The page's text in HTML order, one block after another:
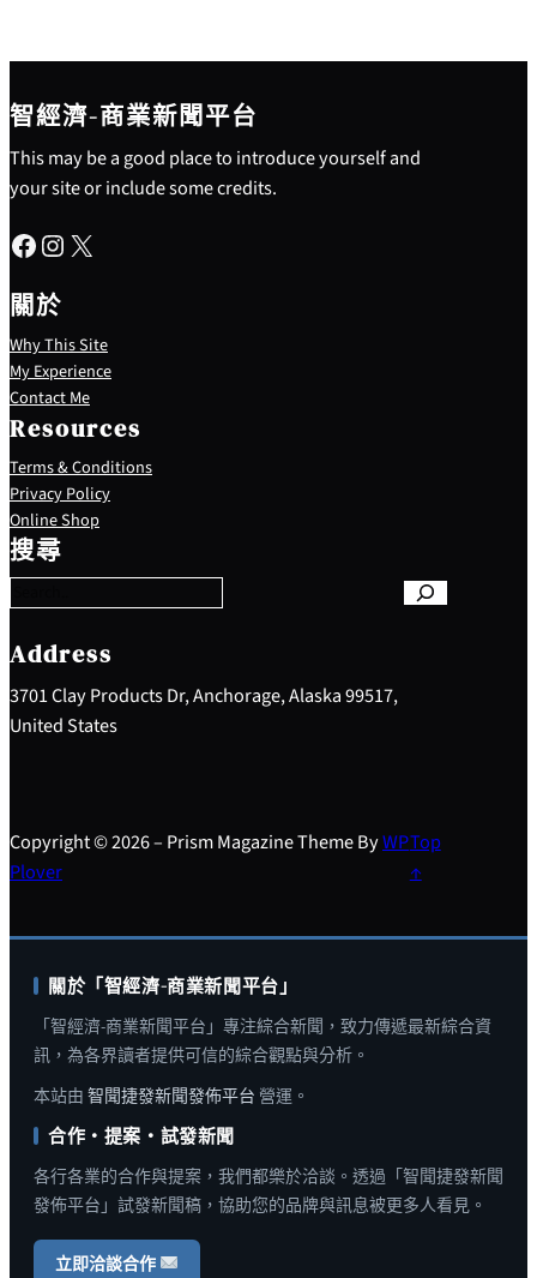
智經濟-商業新聞平台
This may be a good place to introduce yourself and
your site or include some credits.
Facebook Instagram X
關於
Why This Site
My Experience
Contact Me
Resources
Terms & Conditions
Privacy Policy
Online Shop
搜尋
S
e
a
c
h
Address
3701 Clay Products Dr, Anchorage, Alaska 99517,
United States
Copyright © 2026 – Prism Magazine Theme ByWP
Plover
Top
↑
關於「智經濟-商業新聞平台」
「智經濟-商業新聞平台」專注綜合新聞，致力傳遞最新綜合資
訊，為各界讀者提供可信的綜合觀點與分析。
本站由 智聞捷發新聞發佈平台 營運。
合作・提案・試發新聞
各行各業的合作與提案，我們都樂於洽談。透過「智聞捷發新聞
發佈平台」試發新聞稿，協助您的品牌與訊息被更多人看見。
立即洽談合作